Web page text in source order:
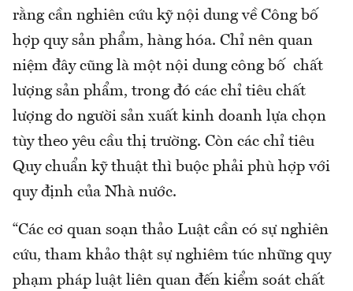
rằng cần nghiên cứu kỹ nội dung về Công bố
hợp quy sản phẩm, hàng hóa. Chỉ nên quan
niệm đây cũng là một nội dung công bố chất
lượng sản phẩm, trong đó các chỉ tiêu chất
lượng do người sản xuất kinh doanh lựa chọn
tùy theo yêu cầu thị trường. Còn các chỉ tiêu
Quy chuẩn kỹ thuật thì buộc phải phù hợp với
quy định của Nhà nước.
“Các cơ quan soạn thảo Luật cần có sự nghiên
cứu, tham khảo thật sự nghiêm túc những quy
phạm pháp luật liên quan đến kiểm soát chất